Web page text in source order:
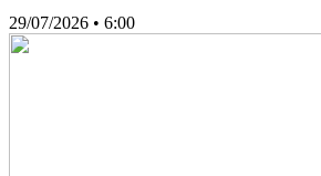
29/07/2026 • 6:00